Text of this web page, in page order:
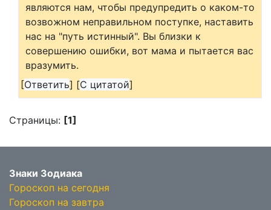
являются нам, чтобы предупредить о каком-то
возвожном неправильном поступке, наставить
нас на "путь истинный". Вы близки к
совершению ошибки, вот мама и пытается вас
вразумить.
[Ответить] [С цитатой]
Страницы: [1]
Знаки Зодиака
Гороскоп на сегодня
Гороскоп на завтра